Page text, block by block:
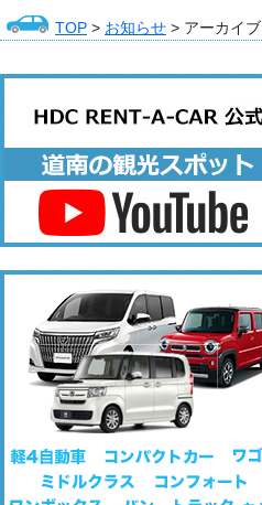
TOP > お知らせ > アーカイブ